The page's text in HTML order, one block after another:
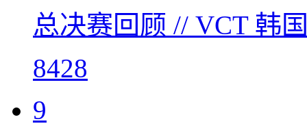
总决赛回顾 // VCT 韩
8428
9